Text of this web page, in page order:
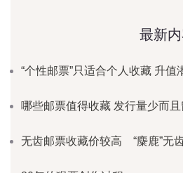
最新
“个性邮票”只适合个人收藏 升值
哪些邮票值得收藏 发行量少而
无齿邮票收藏价较高 “麋鹿”无